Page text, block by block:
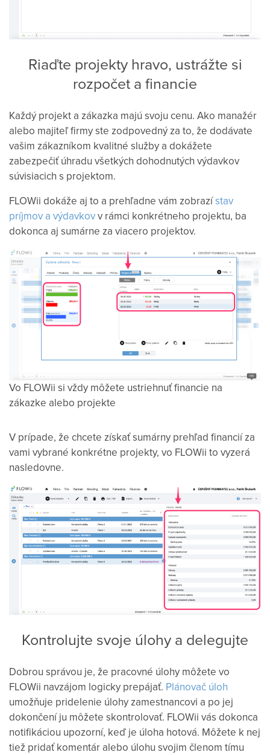
Riaďte projekty hravo, ustrážte si
rozpočet a financie
Každý projekt a zákazka majú svoju cenu. Ako manažér
alebo majiteľ firmy ste zodpovedný za to, že dodávate
vašim zákazníkom kvalitné služby a dokážete
zabezpečiť úhradu všetkých dohodnutých výdavkov
súvisiacich s projektom.
FLOWii dokáže aj to a prehľadne vám zobrazístav
príjmov a výdavkovv rámci konkrétneho projektu, ba
dokonca aj sumárne za viacero projektov.
Vo FLOWii si vždy môžete ustriehnuť financie na
zákazke alebo projekte
V prípade, že chcete získať sumárny prehľad financií za
vami vybrané konkrétne projekty, vo FLOWii to vyzerá
nasledovne.
Kontrolujte svoje úlohy a delegujte
Dobrou správou je, že pracovné úlohy môžete vo
FLOWii navzájom logicky prepájať. Plánovač úloh
umožňuje pridelenie úlohy zamestnancovi a po jej
dokončení ju môžete skontrolovať. FLOWii vás dokonca
notifikáciou upozorní, keď je úloha hotová. Môžete k nej
tiež pridať komentár alebo úlohu svojim členom tímu